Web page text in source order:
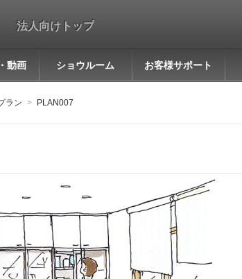
法人向けトップ
動画 ショウルーム お客様サポート
ラン PLAN007